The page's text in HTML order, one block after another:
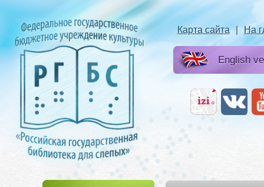
Карта сайта | На
English